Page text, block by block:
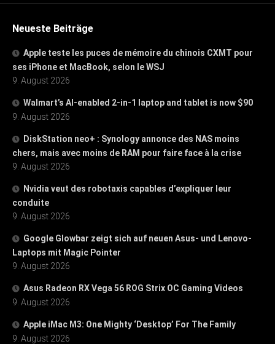
Neueste Beiträge
Apple teste les puces de mémoire du chinois CXMT pour
ses iPhone et MacBook, selon le WSJ
9. August 2026
Walmart’s AI-enabled 2-in-1 laptop and tablet is now $90
9. August 2026
DiskStation neo+ : Synology annonce des NAS moins
chers, mais avec moins de RAM pour faire face à la crise
9. August 2026
Nvidia veut des robotaxis capables d’expliquer leur
conduite
9. August 2026
Google Glowbar zeigt sich auf neuen Asus- und Lenovo-
Laptops mit Magic Pointer
9. August 2026
Asus Radeon RX Vega 56 ROG Strix OC Gaming Videos
9. August 2026
Apple iMac M3: One Mighty ‘Desktop’ For The Family
9. August 2026